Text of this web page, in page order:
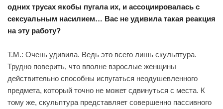
одних трусах якобы пугала их, и ассоциировалась с
сексуальным насилием… Вас не удивила такая реакция
на эту работу?
Т.М.: Очень удивила. Ведь это всего лишь скульптура.
Трудно поверить, что вполне взрослые женщины
действительно способны испугаться неодушевленного
предмета, который точно не может сдвинуться с места. К
тому же, скульптура представляет совершенно пассивного